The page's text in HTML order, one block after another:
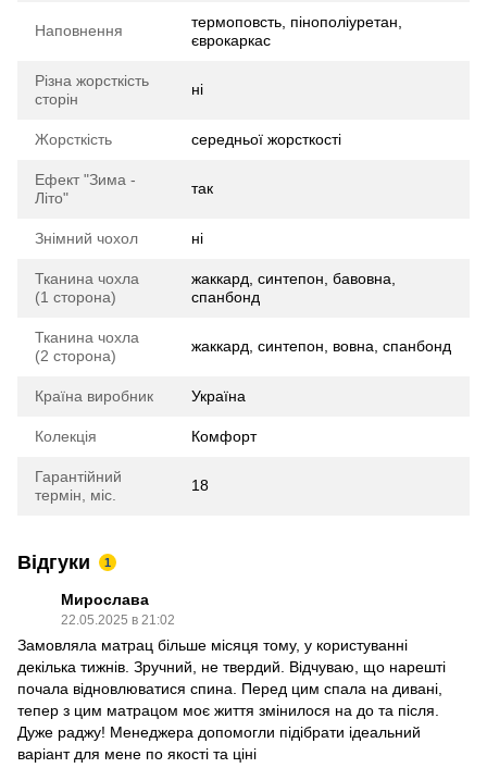
Наповнення
термоповсть, пінополіуретан,
єврокаркас
Різна жорсткість
сторін
ні
Жорсткість середньої жорсткості
Ефект "Зима -
Літо"
так
Знімний чохол ні
Тканина чохла
(1 сторона)
жаккард, синтепон, бавовна,
спанбонд
Тканина чохла
(2 сторона)
жаккард, синтепон, вовна, спанбонд
Країна виробник Україна
Колекція Комфорт
Гарантійний
термін, міс.
18
Відгуки 1
Мирослава
22.05.2025 в 21:02
Замовляла матрац більше місяця тому, у користуванні
декілька тижнів. Зручний, не твердий. Відчуваю, що нарешті
почала відновлюватися спина. Перед цим спала на дивані,
тепер з цим матрацом моє життя змінилося на до та після.
Дуже раджу! Менеджера допомогли підібрати ідеальний
варіант для мене по якості та ціні